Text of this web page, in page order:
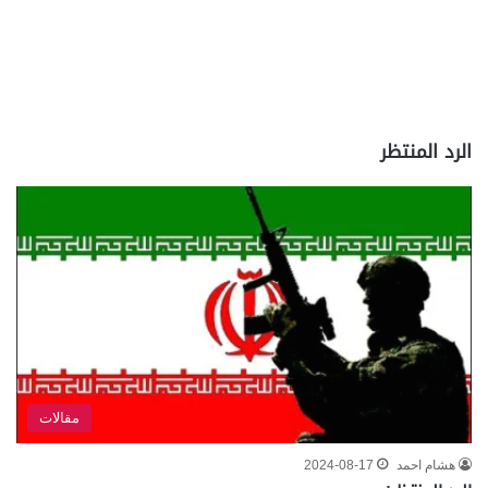
الرد المنتظر
مقالات
هشام احمد 2024-08-17